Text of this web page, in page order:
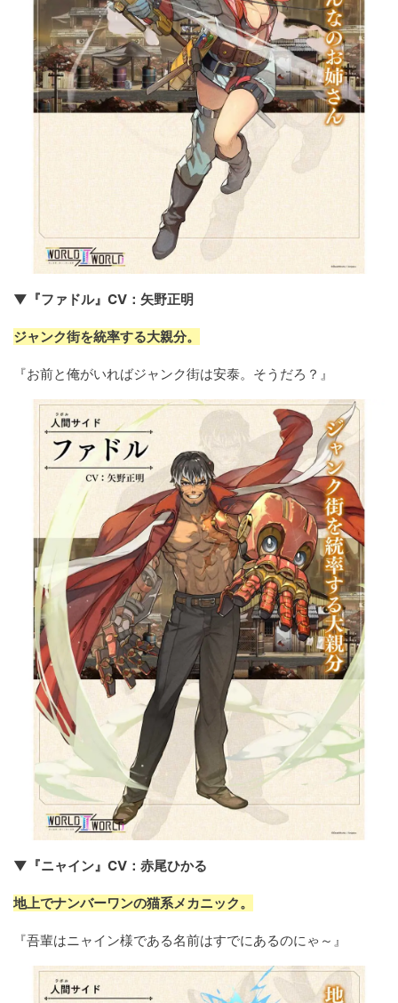
▼『ファドル』CV：矢野正明
ジャンク街を統率する大親分。
『お前と俺がいればジャンク街は安泰。そうだろ？』
▼『ニャイン』CV：赤尾ひかる
地上でナンバーワンの猫系メカニック。
『吾輩はニャイン様である名前はすでにあるのにゃ～』